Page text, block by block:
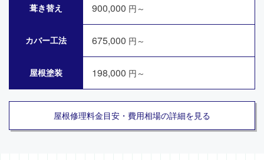
葺き替え 900,000 円～
カバー工法 675,000 円～
屋根塗装 198,000 円～
屋根修理料金目安・費用相場の詳細を見る